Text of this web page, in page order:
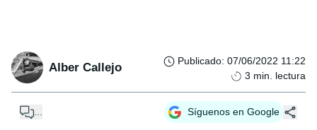
Alber Callejo Publicado: 07/06/2022 11:22
3 min. lectura
... Síguenos en Google